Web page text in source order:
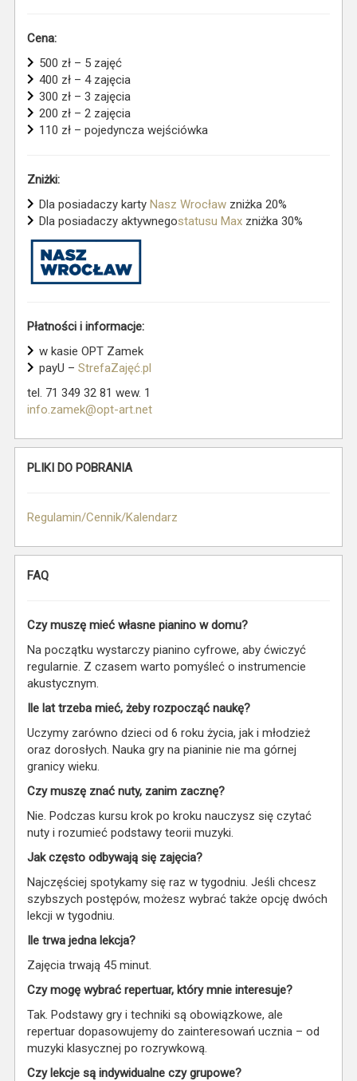
Cena:
500 zł – 5 zajęć
400 zł – 4 zajęcia
300 zł – 3 zajęcia
200 zł – 2 zajęcia
110 zł – pojedyncza wejściówka
Zniżki:
Dla posiadaczy karty Nasz Wrocław zniżka 20%
Dla posiadaczy aktywnegostatusu Max zniżka 30%
Płatności i informacje:
w kasie OPT Zamek
payU – StrefaZajęć.pl
tel. 71 349 32 81 wew. 1
info.zamek@opt-art.net
PLIKI DO POBRANIA
Regulamin/Cennik/Kalendarz
FAQ
Czy muszę mieć własne pianino w domu?
Na początku wystarczy pianino cyfrowe, aby ćwiczyć
regularnie. Z czasem warto pomyśleć o instrumencie
akustycznym.
Ile lat trzeba mieć, żeby rozpocząć naukę?
Uczymy zarówno dzieci od 6 roku życia, jak i młodzież
oraz dorosłych. Nauka gry na pianinie nie ma górnej
granicy wieku.
Czy muszę znać nuty, zanim zacznę?
Nie. Podczas kursu krok po kroku nauczysz się czytać
nuty i rozumieć podstawy teorii muzyki.
Jak często odbywają się zajęcia?
Najczęściej spotykamy się raz w tygodniu. Jeśli chcesz
szybszych postępów, możesz wybrać także opcję dwóch
lekcji w tygodniu.
Ile trwa jedna lekcja?
Zajęcia trwają 45 minut.
Czy mogę wybrać repertuar, który mnie interesuje?
Tak. Podstawy gry i techniki są obowiązkowe, ale
repertuar dopasowujemy do zainteresowań ucznia – od
muzyki klasycznej po rozrywkową.
Czy lekcje są indywidualne czy grupowe?